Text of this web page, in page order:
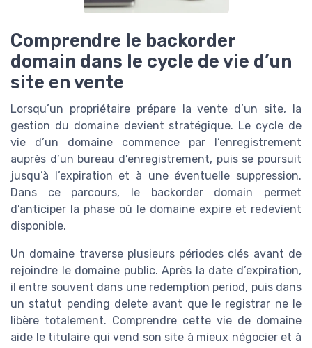
Comprendre le backorder
domain dans le cycle de vie d’un
site en vente
Lorsqu’un propriétaire prépare la vente d’un site, la
gestion du domaine devient stratégique. Le cycle de
vie d’un domaine commence par l’enregistrement
auprès d’un bureau d’enregistrement, puis se poursuit
jusqu’à l’expiration et à une éventuelle suppression.
Dans ce parcours, le backorder domain permet
d’anticiper la phase où le domaine expire et redevient
disponible.
Un domaine traverse plusieurs périodes clés avant de
rejoindre le domaine public. Après la date d’expiration,
il entre souvent dans une redemption period, puis dans
un statut pending delete avant que le registrar ne le
libère totalement. Comprendre cette vie de domaine
aide le titulaire qui vend son site à mieux négocier et à